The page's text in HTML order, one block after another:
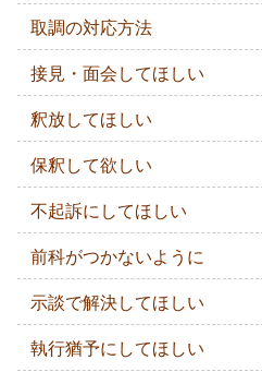
取調の対応方法
接見・面会してほしい
釈放してほしい
保釈して欲しい
不起訴にしてほしい
前科がつかないように
示談で解決してほしい
執行猶予にしてほしい